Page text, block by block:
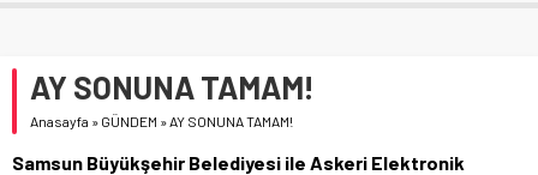
AY SONUNA TAMAM!
Anasayfa » GÜNDEM » AY SONUNA TAMAM!
Samsun Büyükşehir Belediyesi ile Askeri Elektronik